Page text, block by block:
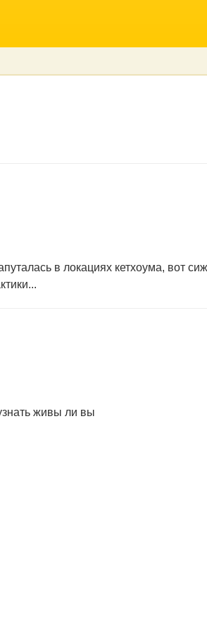
в локациях кетхоума, вот
живы ли вы